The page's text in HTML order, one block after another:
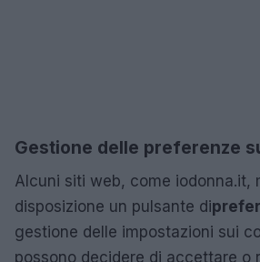
Gestione delle preferenze
Alcuni siti web, come iodonna.it,
disposizione un pulsante di
gestione delle impostazioni sui
possono decidere di accettare o